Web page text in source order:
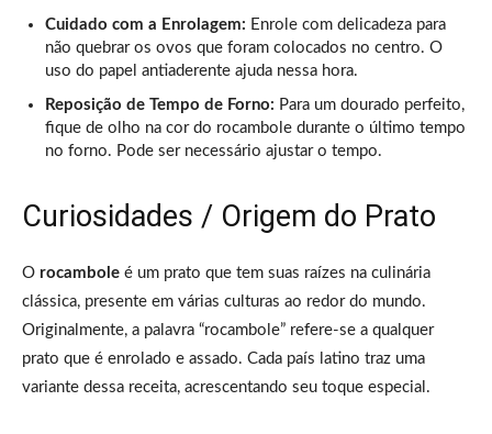
Cuidado com a Enrolagem: Enrole com delicadeza para
não quebrar os ovos que foram colocados no centro. O
uso do papel antiaderente ajuda nessa hora.
Reposição de Tempo de Forno: Para um dourado perfeito,
fique de olho na cor do rocambole durante o último tempo
no forno. Pode ser necessário ajustar o tempo.
Curiosidades / Origem do Prato
O rocambole é um prato que tem suas raízes na culinária
clássica, presente em várias culturas ao redor do mundo.
Originalmente, a palavra “rocambole” refere-se a qualquer
prato que é enrolado e assado. Cada país latino traz uma
variante dessa receita, acrescentando seu toque especial.